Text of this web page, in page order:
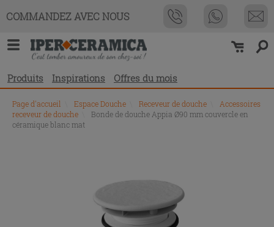
COMMANDEZ AVEC NOUS
Produits Inspirations Offres du mois
Page d'accueil Espace Douche Receveur de douche
Accessoires
receveur de douche
Bonde de douche Appia Ø90 mm couvercle en
céramique blanc mat